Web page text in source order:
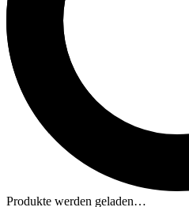
Produkte werden geladen…